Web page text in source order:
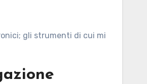
gli strumenti di cui mi